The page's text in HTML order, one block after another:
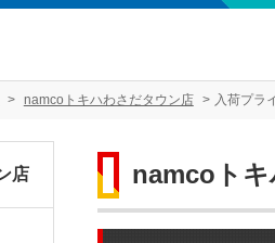
namcoトキハわさだタウン店 入荷プラ
namcoト
店